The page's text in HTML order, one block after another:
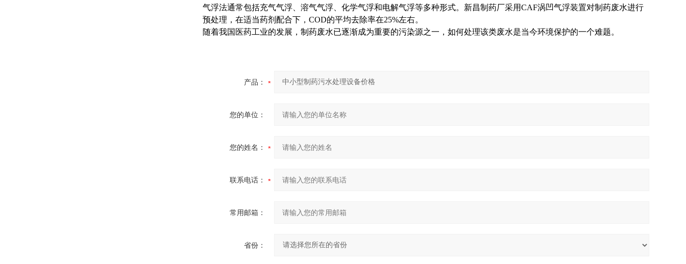
气浮法通常包括充气气浮、溶气气浮、化学气浮和电解气浮等多种形式。新昌制药厂采用CAF涡凹气浮装置对制药废水进行
预处理，在适当药剂配合下，COD的平均去除率在25%左右。
随着我国医药工业的发展，制药废水已逐渐成为重要的污染源之一，如何处理该类废水是当今环境保护的一个难题。
产品：
您的单位：
您的姓名：
联系电话：
常用邮箱：
省份：